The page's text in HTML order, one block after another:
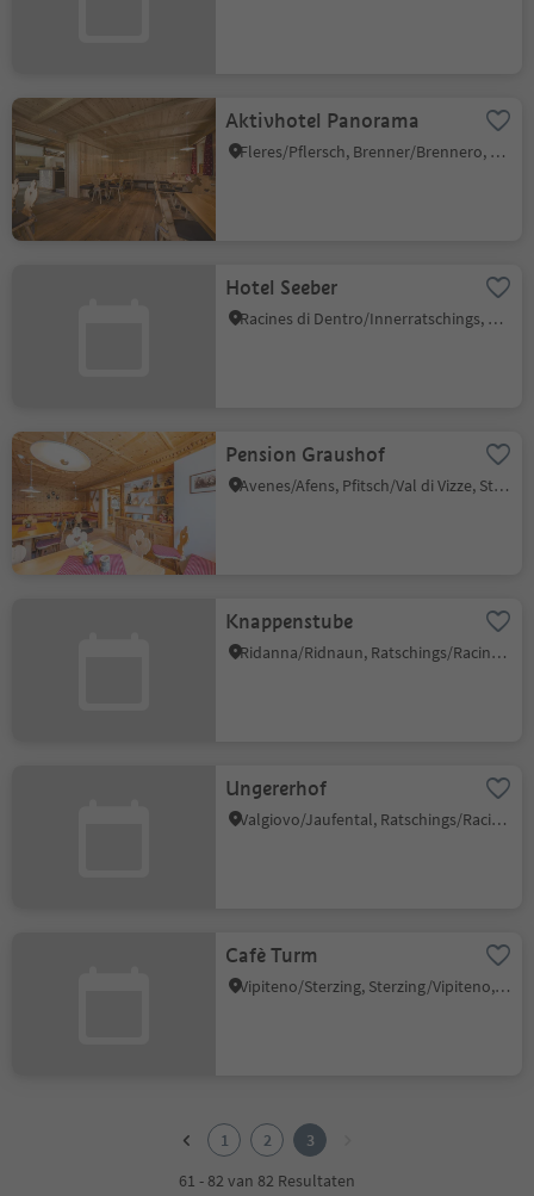
Aktivhotel Panorama
Fleres/Pflersch, Brenner/Brennero, Sterzing/Vipiteno and environs
Hotel Seeber
Racines di Dentro/Innerratschings, Ratschings/Racines, Sterzing/Vipiteno and environs
Pension Graushof
Avenes/Afens, Pfitsch/Val di Vizze, Sterzing/Vipiteno and environs
Knappenstube
Ridanna/Ridnaun, Ratschings/Racines, Sterzing/Vipiteno and environs
Ungererhof
Valgiovo/Jaufental, Ratschings/Racines, Sterzing/Vipiteno and environs
Cafè Turm
Vipiteno/Sterzing, Sterzing/Vipiteno, Sterzing/Vipiteno and environs
1 2
3
61 - 82 van 82 Resultaten